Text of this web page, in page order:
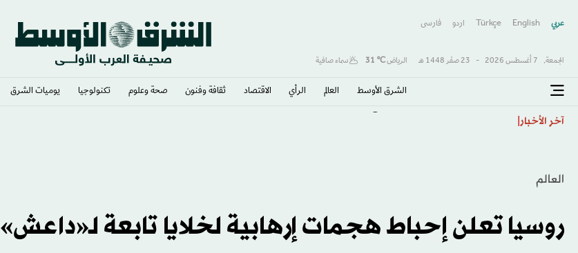
عربي English
Türkçe اردو فارسى
الجمعة, 7 أغسطس 2026 - 23 صفَر 1448 هـ الرياض℃
31 سماء صافية
الشرق الأوسط​ العالم الرأي الاقتصاد ثقافة وفنون صحة وعلوم تكنولوجيا يوميات الشرق​
آخر الأخبار
العالم
روسيا تعلن إحباط هجمات إرهابية لخلايا تابعة لـ«داعش»